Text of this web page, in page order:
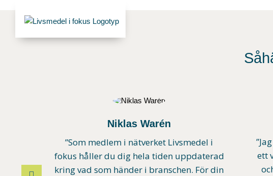
Niklas Warén
”Som medlem i nätverket Livsmedel i
fokus håller du dig hela tiden uppdaterad
kring vad som händer i branschen. För din
ett